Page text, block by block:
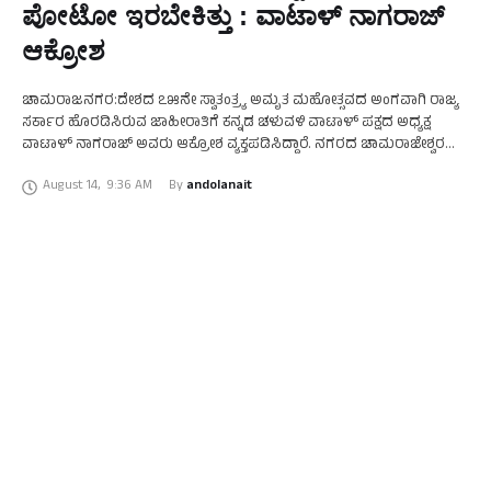
ಪೋಟೋ ಇರಬೇಕಿತ್ತು : ವಾಟಾಳ್ ನಾಗರಾಜ್
ಆಕ್ರೋಶ
ಚಾಮರಾಜನಗರ:ದೇಶದ ೭೫ನೇ ಸ್ವಾತಂತ್ರ್ಯ ಅಮೃತ ಮಹೋತ್ಸವದ ಅಂಗವಾಗಿ ರಾಜ್ಯ
ಸರ್ಕಾರ ಹೊರಡಿಸಿರುವ ಜಾಹೀರಾತಿಗೆ ಕನ್ನಡ ಚಳುವಳಿ ವಾಟಾಳ್ ಪಕ್ಷದ ಅಧ್ಯಕ್ಷ
ವಾಟಾಳ್ ನಾಗರಾಜ್ ಅವರು ಆಕ್ರೋಶ ವ್ಯಕ್ತಪಡಿಸಿದ್ದಾರೆ. ನಗರದ ಚಾಮರಾಜೇಶ್ವರ
ಜಾಹೀರಾತು …
August 14, 9:36 AM By andolanait